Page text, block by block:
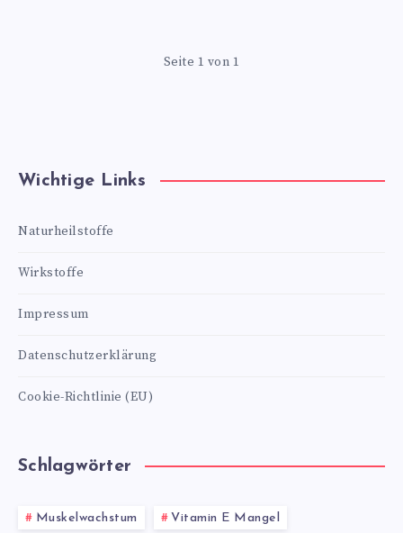
Seite 1 von 1
Wichtige Links
Naturheilstoffe
Wirkstoffe
Impressum
Datenschutzerklärung
Cookie-Richtlinie (EU)
Schlagwörter
Muskelwachstum Vitamin E Mangel